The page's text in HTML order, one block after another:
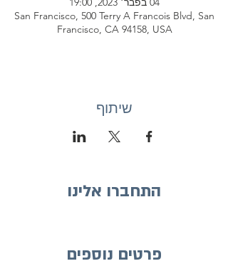
San Francisco, 500 Terry A Francois Blvd, San
Francisco, CA 94158, USA
שיתוף
התחברו אלינו
פרטים נוספים